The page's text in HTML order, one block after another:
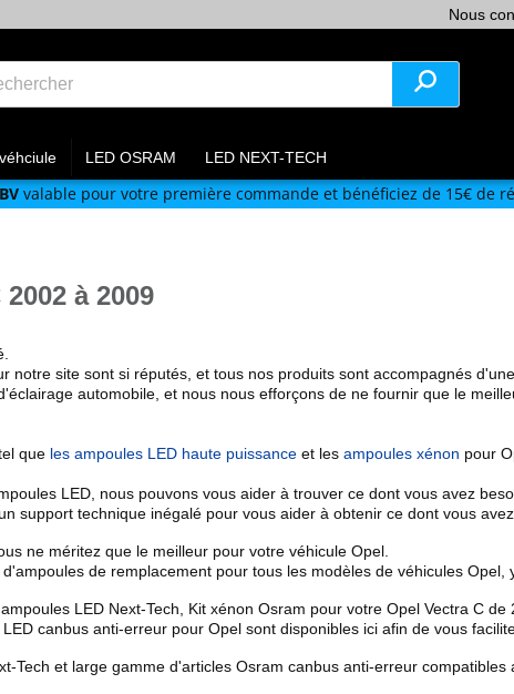
Nous
LED OSRAM LED NEXT-TECH
valable pour votre première commande et bénéficiez de 15€ de
à 2009
notre site sont si réputés , et tous nos produits sont accompagnés
automobile, et nous nous efforçons de ne fournir que le
que les ampoules LED haute puissance et les ampoules xénon pour
LED, nous pouvons vous aider à trouver ce dont vous avez
support technique inégalé pour vous aider à obtenir ce dont vous
ne méritez que le meilleur pour votre véhicule Opel.
de remplacement pour tous les modèles de véhicules Opel
LED Next-Tech, Kit xénon Osram pour votre Opel Vectra C de
canbus anti-erreur pour Opel sont disponibles ici afin de vous
Tech et large gamme d'articles Osram canbus anti-erreur